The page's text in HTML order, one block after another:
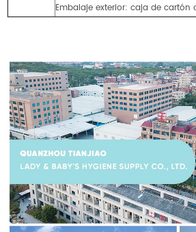
Embalaje exterior: caja de cartón